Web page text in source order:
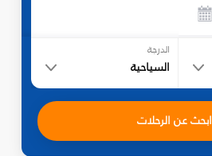
الدرجة
السياحية
ابحث عن الرحلات